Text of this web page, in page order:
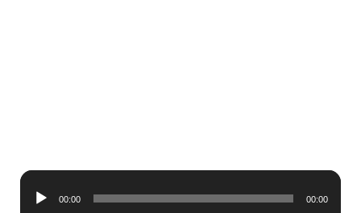
Audio
Player
00:00 00:00